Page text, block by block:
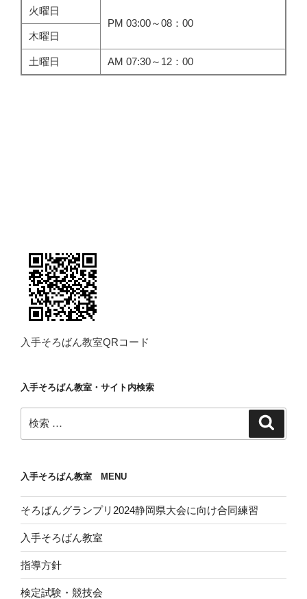
火曜日
PM 03:00～08：00
木曜日
土曜日 AM 07:30～12：00
入手そろばん教室QRコード
入手そろばん教室・サイト内検索
索:
入手そろばん教室 MENU
そろばんグランプリ2024静岡県大会に向け合同練習
入手そろばん教室
指導方針
検定試験・競技会